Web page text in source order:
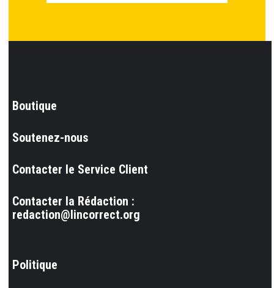
Boutique
Soutenez-nous
Contacter le Service Client
Contacter la Rédaction :
redaction@lincorrect.org
Politique